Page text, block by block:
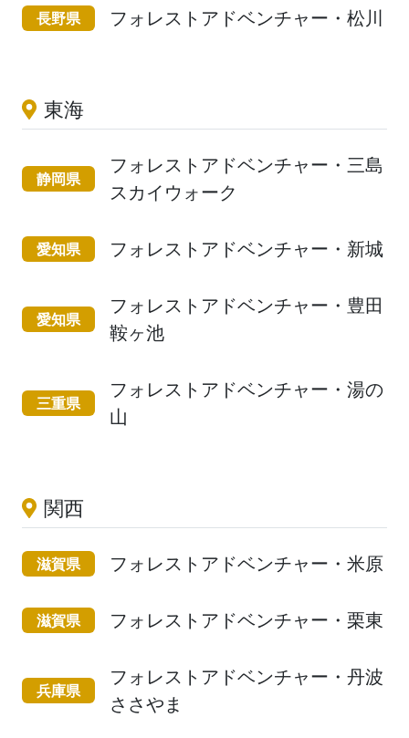
長野県 フォレストアドベンチャー・松川
東海
静岡県
フォレストアドベンチャー・三島
スカイウォーク
愛知県 フォレストアドベンチャー・新城
愛知県
フォレストアドベンチャー・豊田
鞍ヶ池
三重県
フォレストアドベンチャー・湯の
山
関西
滋賀県 フォレストアドベンチャー・米原
滋賀県 フォレストアドベンチャー・栗東
兵庫県
フォレストアドベンチャー・丹波
ささやま